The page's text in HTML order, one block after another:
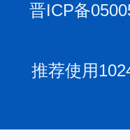
晋ICP备
推荐使用